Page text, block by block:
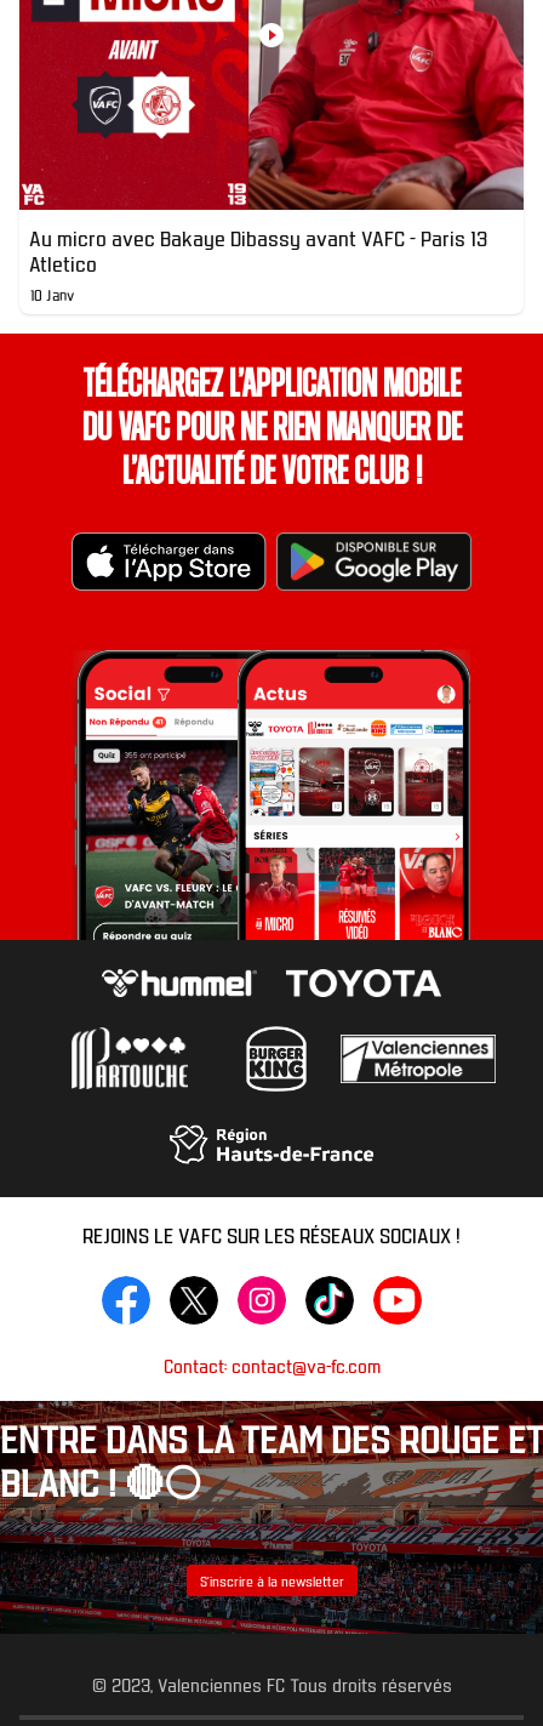
Au micro avec Bakaye Dibassy avant VAFC - Paris 13
Atletico
10 Janv
Téléchargez l’application mobile
du VAFC pour ne rien manquer de
l’actualité de votre club !
REJOINS LE VAFC SUR LES RÉSEAUX SOCIAUX !
Contact: contact@va-fc.com
ENTRE DANS LA TEAM DES ROUGE ET
BLANC ! 🔴⚪️
S’inscrire à la newsletter
© 2023, Valenciennes FC Tous droits réservés